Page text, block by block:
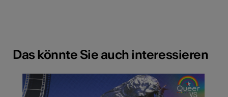
Das könnte Sie auch interessieren